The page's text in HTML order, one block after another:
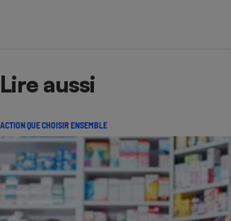
Lire aussi
ACTION QUE CHOISIR ENSEMBLE